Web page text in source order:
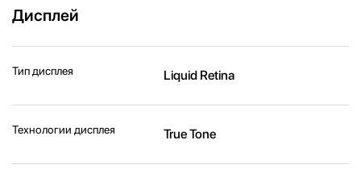
Дисплей
Тип дисплея Liquid Retina
Технологии дисплея True Tone